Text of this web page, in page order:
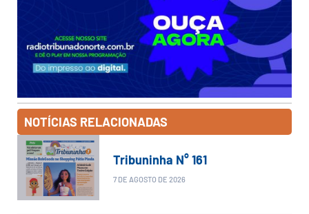
NOTÍCIAS RELACIONADAS
Tribuninha N° 161
7 DE AGOSTO DE 2026